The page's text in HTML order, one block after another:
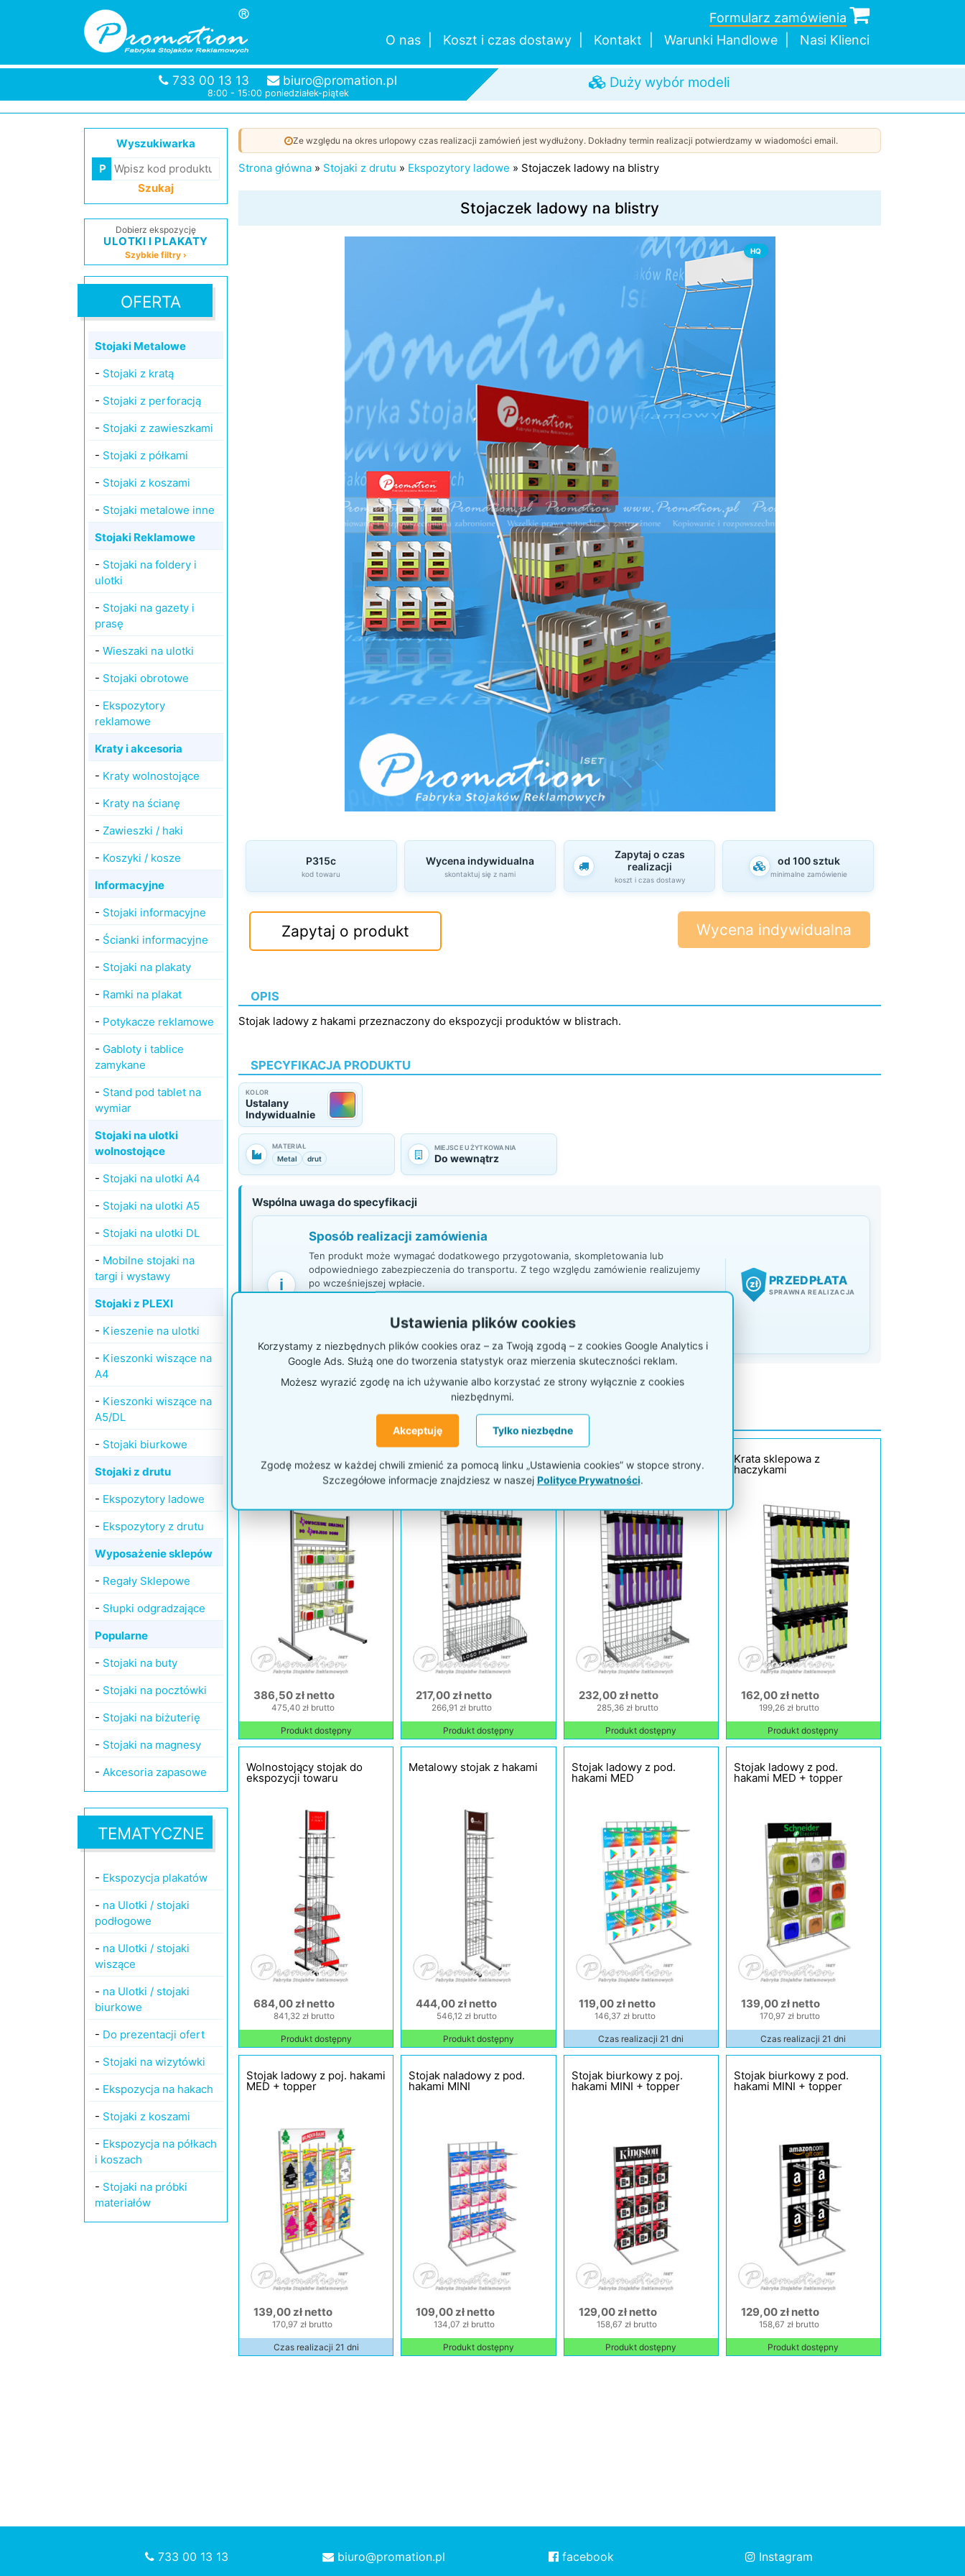
O nas Koszt i czas dostawy Kontakt Warunki Handlowe Nasi Klienci
Formularz zamówienia
733 00 13 13 biuro@promation.pl
8:00 - 15:00 poniedziałek-piątek
Szybka wysyłka
Od jednej sztuki
Duży wybór modeli
Pomoc w doborze
Wyszukiwarka
Szukaj
Dobierz ekspozycję
ULOTKI I PLAKATY
Szybkie filtry ›
OFERTA
Stojaki Metalowe
- Stojaki z kratą
- Stojaki z perforacją
- Stojaki z zawieszkami
- Stojaki z półkami
- Stojaki z koszami
- Stojaki metalowe inne
Stojaki Reklamowe
- Stojaki na foldery i
ulotki
- Stojaki na gazety i
prasę
- Wieszaki na ulotki
- Stojaki obrotowe
- Ekspozytory
reklamowe
Kraty i akcesoria
- Kraty wolnostojące
- Kraty na ścianę
- Zawieszki / haki
- Koszyki / kosze
Informacyjne
- Stojaki informacyjne
- Ścianki informacyjne
- Stojaki na plakaty
- Ramki na plakat
- Potykacze reklamowe
- Gabloty i tablice
zamykane
- Stand pod tablet na
wymiar
Stojaki na ulotki
wolnostojące
- Stojaki na ulotki A4
- Stojaki na ulotki A5
- Stojaki na ulotki DL
- Mobilne stojaki na
targi i wystawy
Stojaki z PLEXI
- Kieszenie na ulotki
- Kieszonki wiszące na
A4
- Kieszonki wiszące na
A5/DL
- Stojaki biurkowe
Stojaki z drutu
- Ekspozytory ladowe
- Ekspozytory z drutu
Wyposażenie sklepów
- Regały Sklepowe
- Słupki odgradzające
Popularne
- Stojaki na buty
- Stojaki na pocztówki
- Stojaki na biżuterię
- Stojaki na magnesy
- Akcesoria zapasowe
TEMATYCZNE
- Ekspozycja plakatów
- na Ulotki / stojaki
podłogowe
- na Ulotki / stojaki
wiszące
- na Ulotki / stojaki
biurkowe
- Do prezentacji ofert
- Stojaki na wizytówki
- Ekspozycja na hakach
- Stojaki z koszami
- Ekspozycja na półkach
i koszach
- Stojaki na próbki
materiałów
Ze względu na okres urlopowy czas realizacji zamówień jest wydłużony. Dokładny termin realizacji potwierdzamy w wiadomości email.
Strona główna » Stojaki z drutu » Ekspozytory ladowe » Stojaczek ladowy na blistry
Stojaczek ladowy na blistry
HQ
P315c
kod towaru
Wycena indywidualna
skontaktuj się z nami
Zapytaj o czas
realizacji
koszt i czas dostawy
od 100 sztuk
minimalne zamówienie
Zapytaj o produkt Wycena indywidualna
OPIS
Stojak ladowy z hakami przeznaczony do ekspozycji produktów w blistrach.
SPECYFIKACJA PRODUKTU
KOLOR
Ustalany
Indywidualnie
MATERIAŁ
Metal drut
MIEJSCE UŻYTKOWANIA
Do wewnątrz
Wspólna uwaga do specyfikacji
i
Sposób realizacji zamówienia
Ten produkt może wymagać dodatkowego przygotowania, skompletowania lub
odpowiedniego zabezpieczenia do transportu. Z tego względu zamówienie realizujemy
po wcześniejszej wpłacie.
Jeżeli potrzebne są dodatkowe ustalenia, uzgadniamy je z klientem przed rozpoczęciem
zł PRZEDPŁATA
SPRAWNA REALIZACJA
PODOBNE PRODUKTY
Stojak z zawieszkami
386,50 zł netto
475,40 zł brutto
Produkt dostępny
Krata na ścianę z hakami i
koszem
217,00 zł netto
266,91 zł brutto
Produkt dostępny
Krata na ścianę z hakami i
półką
232,00 zł netto
285,36 zł brutto
Produkt dostępny
Krata sklepowa z
haczykami
162,00 zł netto
199,26 zł brutto
Produkt dostępny
Wolnostojący stojak do
ekspozycji towaru
684,00 zł netto
841,32 zł brutto
Produkt dostępny
Metalowy stojak z hakami
444,00 zł netto
546,12 zł brutto
Produkt dostępny
Stojak ladowy z pod.
hakami MED
119,00 zł netto
146,37 zł brutto
Czas realizacji 21 dni
Stojak ladowy z pod.
hakami MED + topper
139,00 zł netto
170,97 zł brutto
Czas realizacji 21 dni
Stojak ladowy z poj. hakami
MED + topper
139,00 zł netto
170,97 zł brutto
Czas realizacji 21 dni
Stojak naladowy z pod.
hakami MINI
109,00 zł netto
134,07 zł brutto
Produkt dostępny
Stojak biurkowy z poj.
hakami MINI + topper
129,00 zł netto
158,67 zł brutto
Produkt dostępny
Stojak biurkowy z pod.
hakami MINI + topper
129,00 zł netto
158,67 zł brutto
Produkt dostępny
733 00 13 13 biuro@promation.pl facebook Instagram
Ustawienia plików cookies
Korzystamy z niezbędnych plików cookies oraz – za Twoją zgodą – z cookies Google Analytics i
Google Ads. Służą one do tworzenia statystyk oraz mierzenia skuteczności reklam.
Możesz wyrazić zgodę na ich używanie albo korzystać ze strony wyłącznie z cookies
niezbędnymi.
Akceptuję Tylko niezbędne
Zgodę możesz w każdej chwili zmienić za pomocą linku „Ustawienia cookies” w stopce strony.
Szczegółowe informacje znajdziesz w naszej Polityce Prywatności.